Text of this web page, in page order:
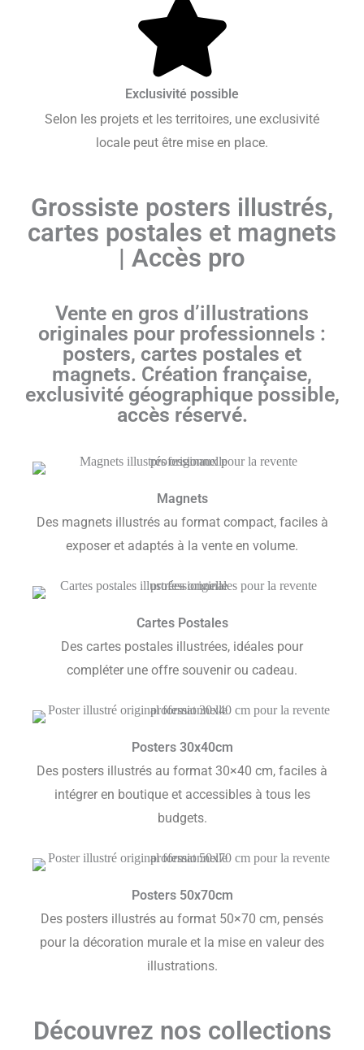
Exclusivité possible
Selon les projets et les territoires, une exclusivité
locale peut être mise en place.
Grossiste posters illustrés,
cartes postales et magnets
| Accès pro
Vente en gros d’illustrations
originales pour professionnels :
posters, cartes postales et
magnets. Création française,
exclusivité géographique possible,
accès réservé.
Magnets
Des magnets illustrés au format compact, faciles à
exposer et adaptés à la vente en volume.
Cartes Postales
Des cartes postales illustrées, idéales pour
compléter une offre souvenir ou cadeau.
Posters 30x40cm
Des posters illustrés au format 30×40 cm, faciles à
intégrer en boutique et accessibles à tous les
budgets.
Posters 50x70cm
Des posters illustrés au format 50×70 cm, pensés
pour la décoration murale et la mise en valeur des
illustrations.
Découvrez nos collections